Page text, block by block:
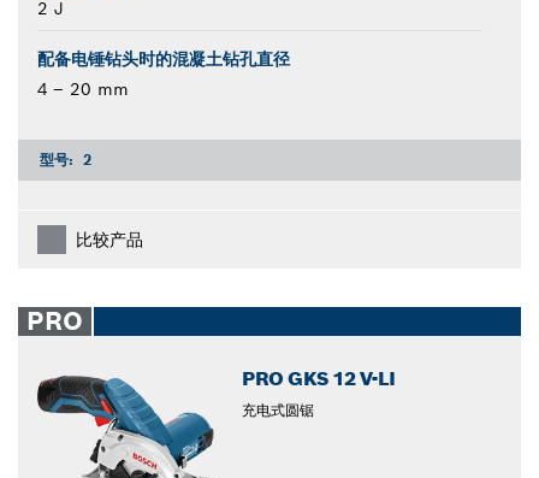
2 J
配备电锤钻头时的混凝土钻孔直径
4 – 20 mm
型号: 2
比较产品
PRO
PRO GKS 12 V-LI
充电式圆锯